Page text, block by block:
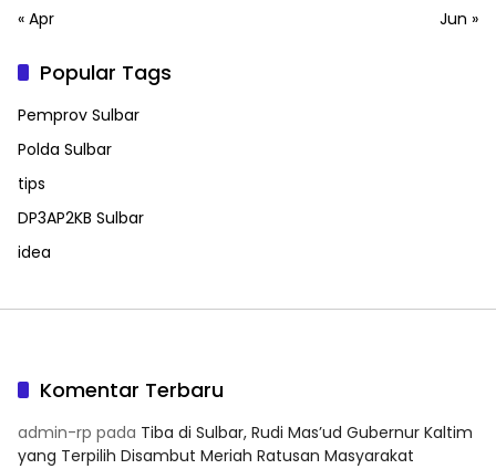
« Apr
Jun »
Popular Tags
Pemprov Sulbar
Polda Sulbar
tips
DP3AP2KB Sulbar
idea
Komentar Terbaru
admin-rp pada Tiba di Sulbar, Rudi Mas’ud Gubernur Kaltim
yang Terpilih Disambut Meriah Ratusan Masyarakat